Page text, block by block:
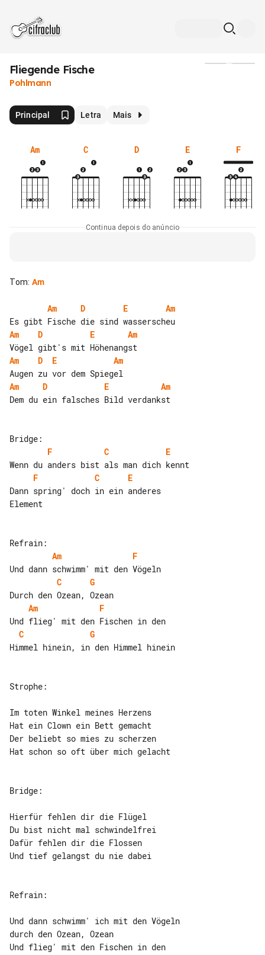
Fliegende Fische
Pohlmann
Principal Letra Mais
Am C D E F
Continua depois do anúncio
Tom: Am
Am D E
Am
Am
D E
Am
Am
D E
Am
Am
D E
Am
Dem du ein falsches Bild verdankst
F
C
E
F
C
E
Dann spring' doch in ein anderes
Element
Am
F
C
G
Am
F
C
G
Himmel hinein, in den Himmel hinein
Strophe:
Im toten Winkel meines Herzens
Hat ein Clown ein Bett gemacht
Der beliebt so mies zu scherzen
Hat schon so oft über mich gelacht
Bridge:
Hierfür fehlen dir die Flügel
Du bist nicht mal schwindelfrei
Dafür fehlen dir die Flossen
Und tief gelangst du nie dabei
Refrain:
Und dann schwimm' ich mit den Vögeln
durch den Ozean, Ozean
Und flieg' mit den Fischen in den